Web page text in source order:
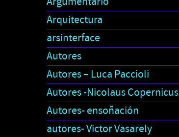
Arquitectura
arsinterface
Autores
Autores – Luca Paccioli
Autores -Nicolaus Copernicus
Autores- ensoñación
autores- Victor Vasarely